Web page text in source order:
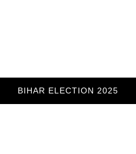
BIHAR ELECTION 2025